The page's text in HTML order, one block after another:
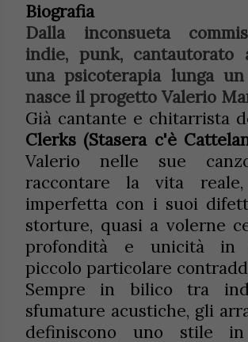
Biografia
Dalla inconsueta
indie, punk, cantautorato
una psicoterapia lunga un
nasce il progetto Valerio
Già cantante e chitarrista
Clerks (Stasera c'è
Valerio nelle sue
raccontare la vita
imperfetta con i suoi
storture, quasi a volerne
profondità e unicità in
piccolo particolare
Sempre in bilico tra
sfumature acustiche, gli
definiscono uno stile